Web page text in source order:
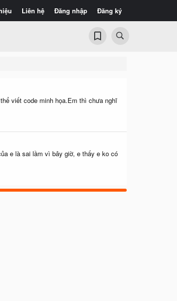
Liên hệ Đăng nhập Đăng ký
viết code minh họa.Em thì chưa nghĩ
e là sai lầm vì bây giờ, e thấy e ko có